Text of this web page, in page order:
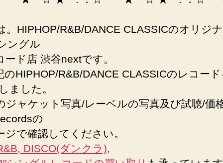
。HIPHOP/R&B/DANCE CLASSICのオリジ
ングル
ード店 渋谷nextです。
のHIPHOP/R&B/DANCE CLASSICのレコード
ました。
ジャケット写真/レーベルの写真及び試聴/価
の
ジで確認してください。
DISCO(ダンクラ),